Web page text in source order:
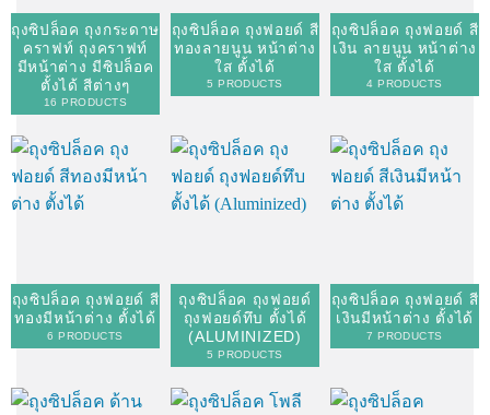
ถุงซิปล็อค ถุงกระดาษ
คราฟท์ ถุงคราฟท์
มีหน้าต่าง มีซิปล็อค
ตั้งได้ สีต่างๆ
16 PRODUCTS
ถุงซิปล็อค ถุงฟอยด์ สี
ทองลายนูน หน้าต่าง
ใส ตั้งได้
5 PRODUCTS
ถุงซิปล็อค ถุงฟอยด์ สี
เงิน ลายนูน หน้าต่าง
ใส ตั้งได้
4 PRODUCTS
ถุงซิปล็อค ถุงฟอยด์ สี
ทองมีหน้าต่าง ตั้งได้
6 PRODUCTS
ถุงซิปล็อค ถุงฟอยด์
ถุงฟอยด์ทึบ ตั้งได้
(ALUMINIZED)
5 PRODUCTS
ถุงซิปล็อค ถุงฟอยด์ สี
เงินมีหน้าต่าง ตั้งได้
7 PRODUCTS